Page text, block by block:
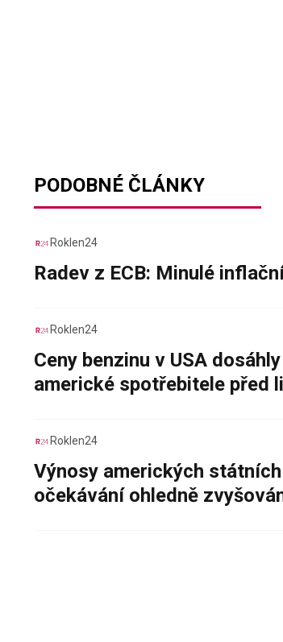
PODOBNÉ ČLÁNKY
Roklen24
Radev z ECB: Minulé
Roklen24
Ceny benzinu v USA
americké spotřebitele před
Roklen24
Výnosy amerických
očekávání ohledně